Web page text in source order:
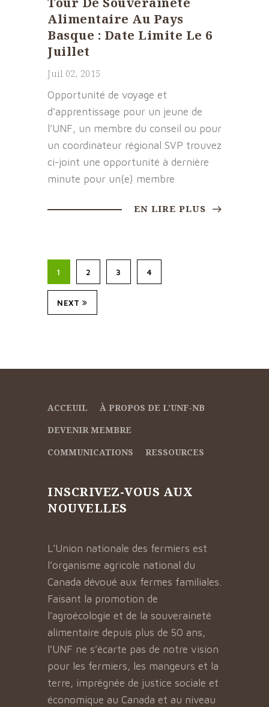
Alimentaire Au Pays
Basque : Date Limite Le 6
Juillet
Juil 02, 2015
Opportunité de voyage et
d’apprentissage pour un jeune de
l’UNF, un membre du conseil ou pour
un coordinateur régional SVP trouvez
ci-joint une opportunité à dernière
minute pour un(e) membre
EN LIRE PLUS
1 2 3 4
NEXT
ACCEUIL
À PROPOS DE L’UNF-NB
DEVENIR MEMBRE
COMMUNICATIONS
RESSOURCES
INSCRIVEZ-VOUS AUX
NOUVELLES
L’Union nationale des fermiers est
l’organisme agricole national du
Canada dévoué aux fermes familiales.
Faisant la promotion de
l’agroécologie et de la souveraineté
alimentaire depuis plus de 50 ans,
l’UNF ne s’écarte pas de notre vision
pour les fermiers, les mangeurs et la
terre, imprégnée de justice sociale et
économique au Canada et au niveau